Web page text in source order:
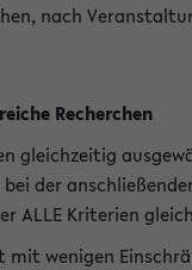
nach
Recherchen
gleichzeitig
der
ALLE Kriterien
mit wenigen